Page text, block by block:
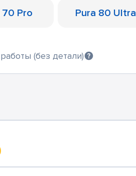
70 Pro Pura 80 Ultra
(без детали)